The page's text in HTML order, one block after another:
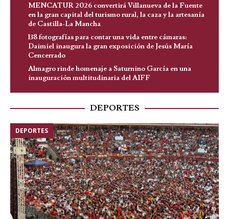
MENCATUR 2026 convertirá Villanueva de la Fuente
en la gran capital del turismo rural, la caza y la artesanía
de Castilla-La Mancha
138 fotografías para contar una vida entre cámaras:
Daimiel inaugura la gran exposición de Jesús María
Cencerrado
Almagro rinde homenaje a Saturnino García en una
inauguración multitudinaria del AIFF
DEPORTES
DEPORTES